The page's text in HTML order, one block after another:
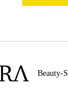
Beauty-